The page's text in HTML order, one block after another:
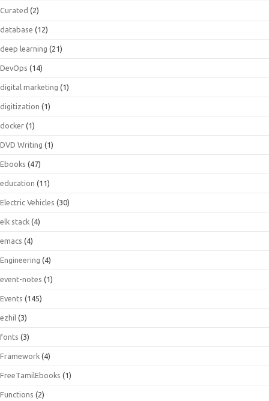
Curated (2)
database (12)
deep learning (21)
DevOps (14)
digital marketing (1)
digitization (1)
docker (1)
DVD Writing (1)
Ebooks (47)
education (11)
Electric Vehicles (30)
elk stack (4)
emacs (4)
Engineering (4)
event-notes (1)
Events (145)
ezhil (3)
fonts (3)
Framework (4)
FreeTamilEbooks (1)
Functions (2)